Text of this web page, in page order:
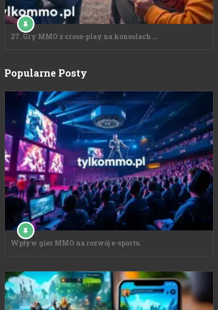
27. Gry MMO z cross-play na konsolach …
Popularne Posty
Wpływ gier MMO na rozwój e-sportu